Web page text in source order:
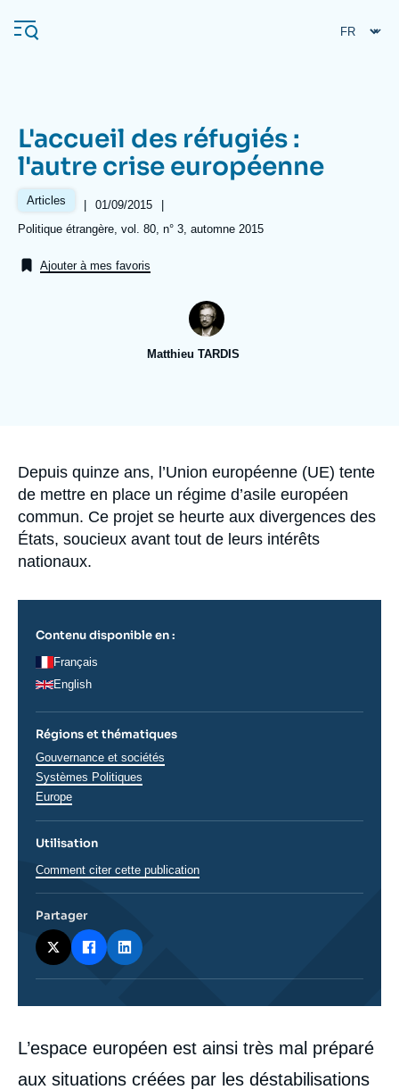
au
contenu
Navigation
principale
L'Ifri
Analyses
Proche-Orient
L'accueil des réfugiés :
l'autre crise européenne
Articles |
Date
de
publication
01/09/2015
|
Références
Politique étrangère, vol. 80, n° 3, automne 2015
Ajouter à mes favoris
Matthieu TARDIS
Accroche
Depuis quinze ans, l’Union européenne (UE) tente
de mettre en place un régime d’asile européen
commun. Ce projet se heurte aux divergences des
États, soucieux avant tout de leurs intérêts
nationaux.
Corps
analyses
L’espace européen est ainsi très mal préparé
aux situations créées par les déstabilisations
Contenu disponible en :
Français
English
Régions et thématiques
Thématiques
analyses
Gouvernance et sociétés
Systèmes Politiques
Régions
Europe
Utilisation
Comment citer cette publication
Partager